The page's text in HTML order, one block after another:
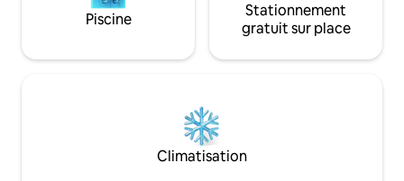
Piscine
Stationnement
gratuit sur place
Climatisation